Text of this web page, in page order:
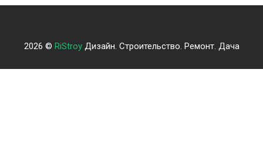
2026 © RiStroyДизайн. Строительство. Ремонт. Дача